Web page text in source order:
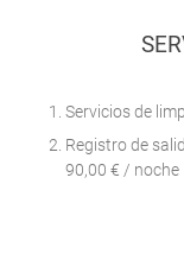
Servicios de
Registro de
90,00 € / noche